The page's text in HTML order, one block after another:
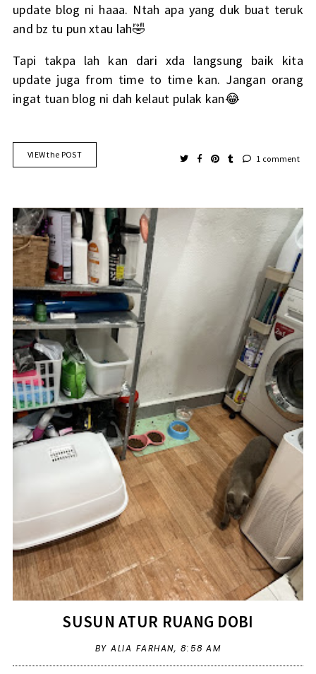
update blog ni haaa. Ntah apa yang duk buat teruk
and bz tu pun xtau lah🤣
Tapi takpa lah kan dari xda langsung baik kita
update juga from time to time kan. Jangan orang
ingat tuan blog ni dah kelaut pulak kan😂
VIEW the POST 1 comment
SUSUN ATUR RUANG DOBI
BY ALIA FARHAN, 8:58 AM